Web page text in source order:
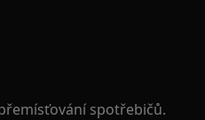
spotřebičů.